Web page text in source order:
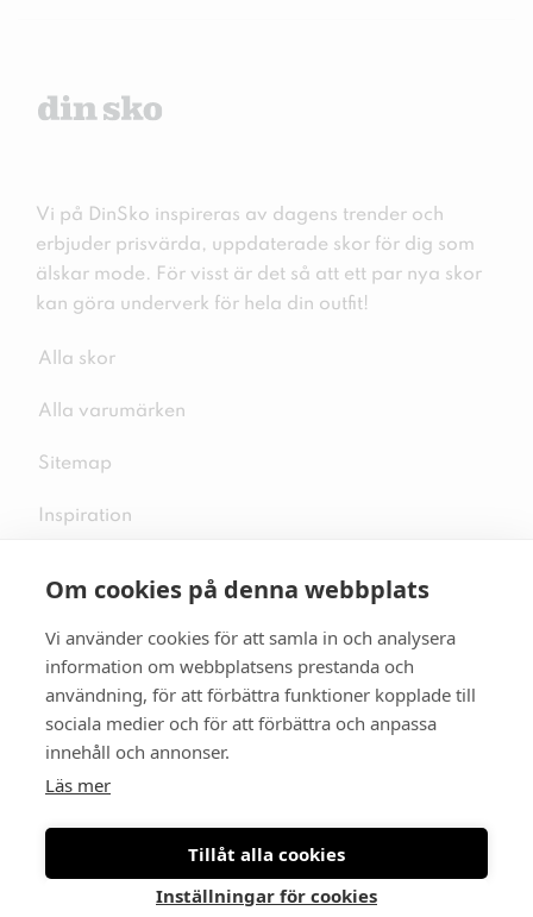
Om cookies på denna webbplats
Vi använder cookies för att samla in och analysera
information om webbplatsens prestanda och
användning, för att förbättra funktioner kopplade till
sociala medier och för att förbättra och anpassa
innehåll och annonser.
Läs mer
Tillåt alla cookies
Inställningar för cookies
Vi på DinSko inspireras av dagens trender och
erbjuder prisvärda, uppdaterade skor för dig som
älskar mode. För visst är det så att ett par nya skor
kan göra underverk för hela din outfit!
Alla skor
Alla varumärken
Sitemap
Inspiration
Följ oss på sociala medier
Se mer skor: skopunkten.se